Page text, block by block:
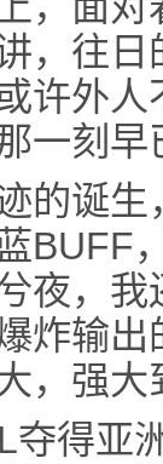
，往
许外
一刻
的诞
BUFF
夜，
炸输
，强